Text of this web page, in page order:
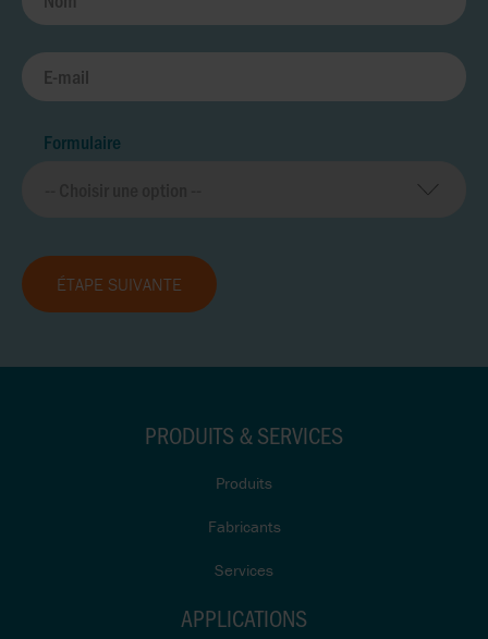
Formulaire
ÉTAPE SUIVANTE
PRODUITS & SERVICES
Produits
Fabricants
Services
APPLICATIONS